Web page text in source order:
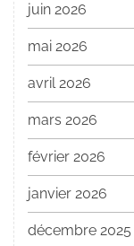
juin 2026
mai 2026
avril 2026
mars 2026
février 2026
janvier 2026
décembre 2025